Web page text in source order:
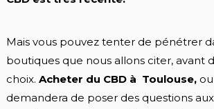
Mais vous pouvez tenter de pénétrer
boutiques que nous allons citer, avant
choix. Acheter du CBD à Toulouse,
demandera de poser des questions